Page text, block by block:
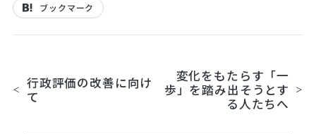
ブックマーク
行政評価の改善に向け
て
変化をもたらす「一
歩」を踏み出そうとす
る人たちへ